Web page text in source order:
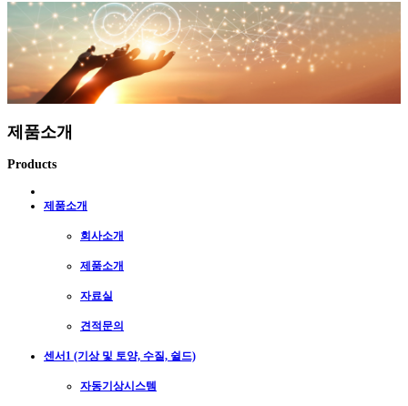
제품소개
Products
제품소개
회사소개
제품소개
자료실
견적문의
센서1 (기상 및 토양, 수질, 쉴드)
자동기상시스템